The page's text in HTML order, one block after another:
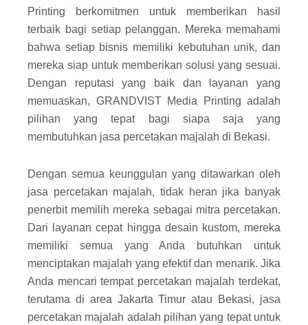
Printing berkomitmen untuk memberikan hasil
terbaik bagi setiap pelanggan. Mereka memahami
bahwa setiap bisnis memiliki kebutuhan unik, dan
mereka siap untuk memberikan solusi yang sesuai.
Dengan reputasi yang baik dan layanan yang
memuaskan, GRANDVIST Media Printing adalah
pilihan yang tepat bagi siapa saja yang
membutuhkan jasa percetakan majalah di Bekasi.
Dengan semua keunggulan yang ditawarkan oleh
jasa percetakan majalah, tidak heran jika banyak
penerbit memilih mereka sebagai mitra percetakan.
Dari layanan cepat hingga desain kustom, mereka
memiliki semua yang Anda butuhkan untuk
menciptakan majalah yang efektif dan menarik. Jika
Anda mencari tempat percetakan majalah terdekat,
terutama di area Jakarta Timur atau Bekasi, jasa
percetakan majalah adalah pilihan yang tepat untuk